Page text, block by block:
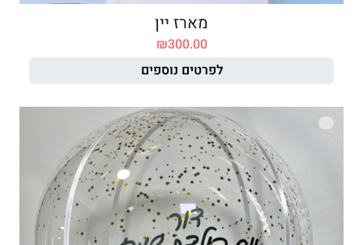
מארז יין
₪300.00
לפרטים נוספים